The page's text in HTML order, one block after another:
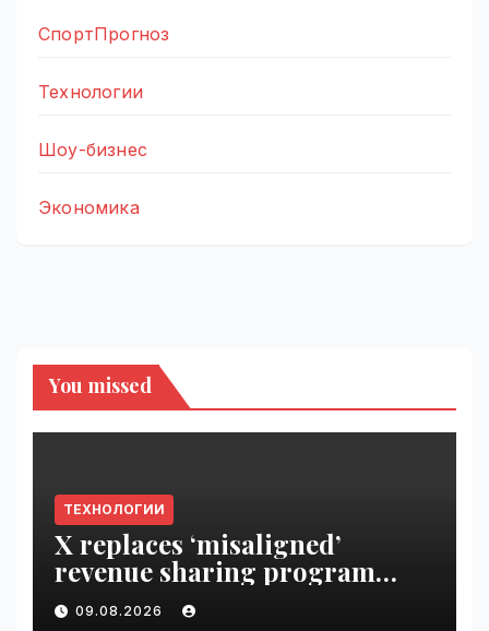
СпортПрогноз
Технологии
Шоу-бизнес
Экономика
You missed
ТЕХНОЛОГИИ
X replaces ‘misaligned’
revenue sharing program
with Original Content
09.08.2026